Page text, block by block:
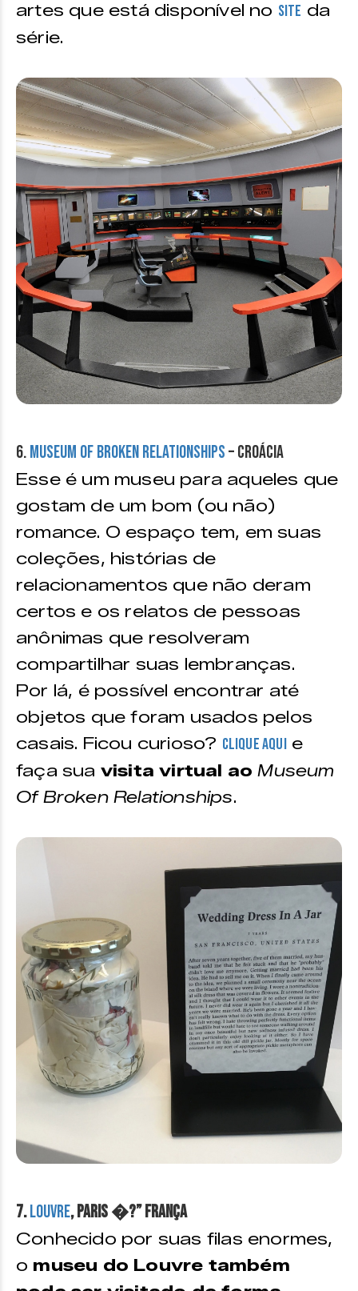
artes que está disponível no site da
série.
6.Museum of Broken Relationships– Croácia
Esse é um museu para aqueles que
gostam de um bom (ou não)
romance. O espaço tem, em suas
coleções, histórias de
relacionamentos que não deram
certos e os relatos de pessoas
anônimas que resolveram
compartilhar suas lembranças.
Por lá, é possível encontrar até
objetos que foram usados pelos
casais. Ficou curioso? Clique aquie
faça sua visita virtual aoMuseum
Of Broken Relationships.
7.Louvre, Paris �?” França
Conhecido por suas filas enormes,
o museu do Louvre também